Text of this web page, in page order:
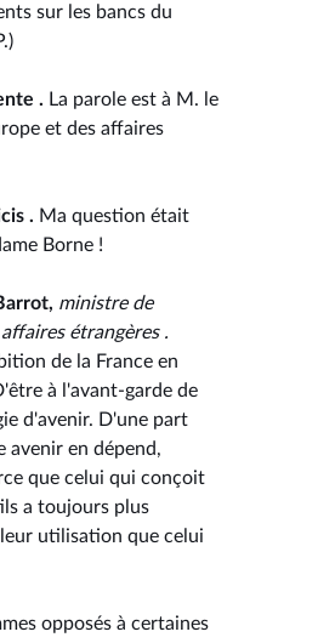
sur les bancs du
. La parole est à M. le
et des affaires
. Ma question était
Borne !
ministre de
étrangères .
de la France en
à l'avant-garde de
d'avenir. D'une part
avenir en dépend,
que celui qui conçoit
a toujours plus
utilisation que celui
opposés à certaines